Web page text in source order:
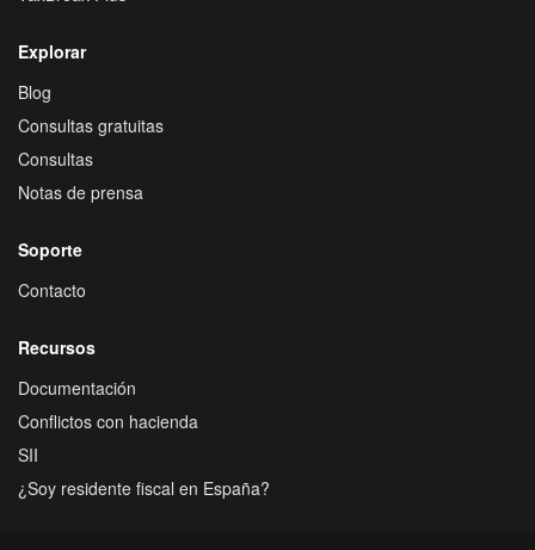
Explorar
Blog
Consultas gratuitas
Consultas
Notas de prensa
Soporte
Contacto
Recursos
Documentación
Conflictos con hacienda
SII
¿Soy residente fiscal en España?